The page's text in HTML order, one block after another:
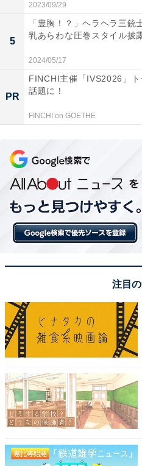
2023/09/29
5
「豊胸！？」ヘラヘラ三銃
乳あらわな圧巻スタイル披
2024/05/17
PR
FINCHI主催「IVS2026」
話題に！
FINCHI on GOETHE
注目